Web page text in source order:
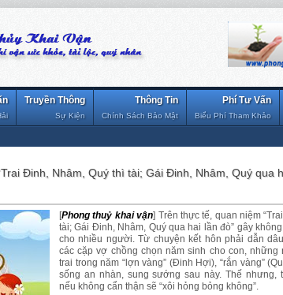
Phí Tư Vấn
Biểu Phí Tham Khảo
Thông Tin
Chính Sách Bảo Mật
Truyền Thông
Sự Kiện
Đinh, Nhâm, Quý thì tài; Gái Đinh, Nhâm, Quý qua
[Phong thuỷ khai vận] Trên thực tế, quan niệm
tài; Gái Đinh, Nhâm, Quý qua hai lần đò” gây
cho nhiều người. Từ chuyện kết hôn phải dẫn
các cặp vợ chồng chọn năm sinh cho con, những
trai trong năm “lợn vàng” (Đinh Hợi), “rắn vàng”
sống an nhàn, sung sướng sau này. Thế nhưng,
nếu không cẩn thận sẽ “xôi hỏng bỏng không”.